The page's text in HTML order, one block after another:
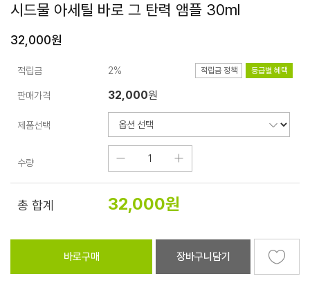
시드물 아세틸 바로 그 탄력 앰플 30ml
32,000원
적립금 2% 적립금 정책 등급별 혜택
판매가격 32,000원
제품선택
수량
총 합계 32,000원
바로구매 장바구니담기